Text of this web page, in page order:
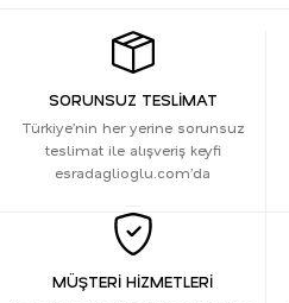
SORUNSUZ TESLİMAT
Türkiye’nin her yerine sorunsuz
teslimat ile alışveriş keyfi
esradaglioglu.com’da
MÜŞTERİ HİZMETLERİ